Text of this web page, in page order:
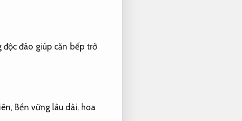
đáo giúp căn bếp trở
Bền vững lâu dài.hoa